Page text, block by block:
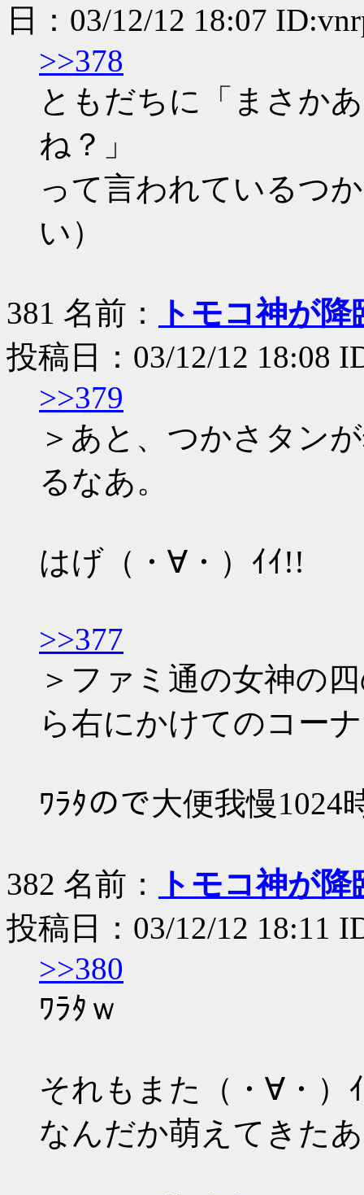
日：03/12/12 18:07
>>378
ともだちに「まさか
ね？」
って言われているつ
い）
381 名前：
トモコ神が
投稿日：03/12/12 18:08
>>379
＞あと、つかさタン
るなあ。
はげ（・∀・）ｲｲ!!
>>377
＞ファミ通の女神の
ら右にかけてのコー
ﾜﾗﾀので大便我慢1024
382 名前：
トモコ神が
投稿日：03/12/12 18:11
>>380
ﾜﾗﾀｗ
それもまた（・∀・）
なんだか萌えてきた